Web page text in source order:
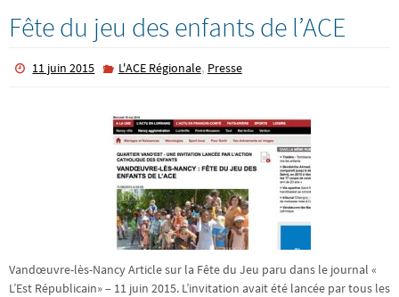
Fête du jeu des enfants de l’ACE
11 juin 2015 L'ACE Régionale, Presse
Vandœuvre-lès-Nancy Article sur la Fête du Jeu paru dans le journal «
L’Est Républicain» – 11 juin 2015. L’invitation avait été lancée par tous les